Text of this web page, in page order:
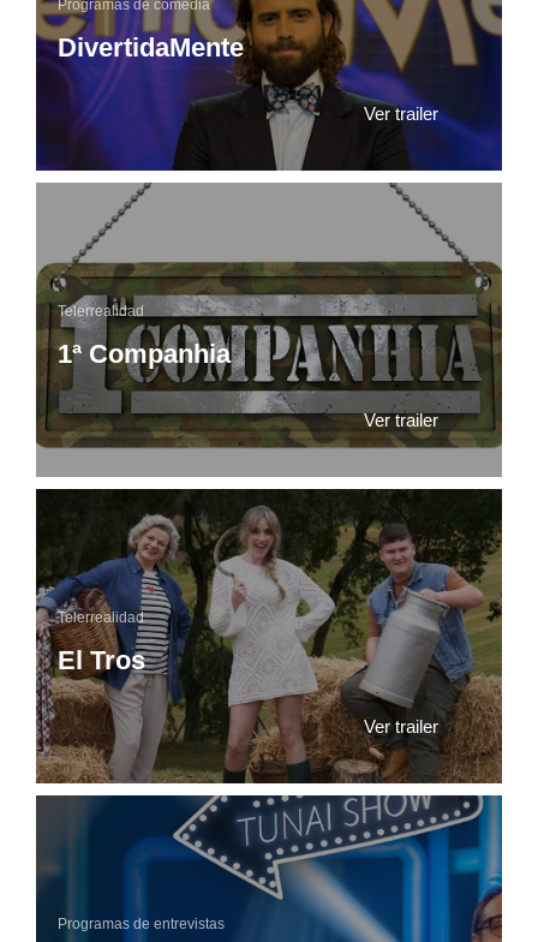
DivertidaMente
Programas de comedia
Ver trailer
1ª Companhia
Telerrealidad
Ver trailer
El Tros
Telerrealidad
Ver trailer
Programas de entrevistas